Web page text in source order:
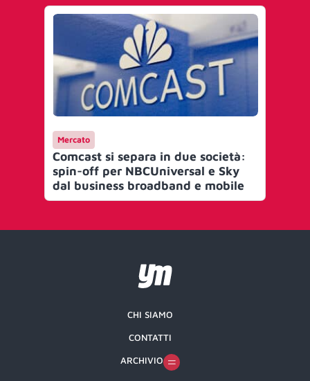
Mercato
Comcast si separa in due società:
spin-off per NBCUniversal e Sky
dal business broadband e mobile
CHI SIAMO
CONTATTI
ARCHIVIO